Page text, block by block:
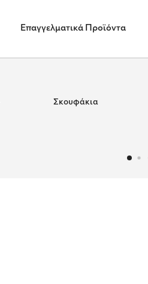
Επαγγελματικά Προϊόντα
Σκουφάκια